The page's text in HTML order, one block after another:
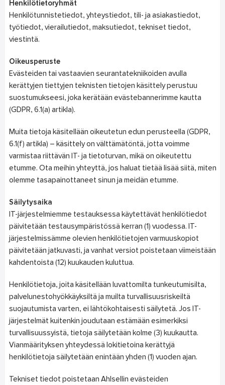
Henkilötietoryhmät
Henkilötunnistetiedot, yhteystiedot, tili- ja asiakastiedot,
työtiedot, vierailutiedot, maksutiedot, tekniset tiedot,
viestintä.
Oikeusperuste
Evästeiden tai vastaavien seurantatekniikoiden avulla
kerättyjen tiettyjen teknisten tietojen käsittely perustuu
suostumukseesi, joka kerätään evästebannerimme kautta
(GDPR, 6.1(a) artikla).
Muita tietoja käsitellään oikeutetun edun perusteella (GDPR,
6.1(f) artikla) – käsittely on välttämätöntä, jotta voimme
varmistaa riittävän IT- ja tietoturvan, mikä on oikeutettu
etumme. Ota meihin yhteyttä, jos haluat tietää lisää siitä, miten
olemme tasapainottaneet sinun ja meidän etumme.
Säilytysaika
IT-järjestelmiemme testauksessa käytettävät henkilötiedot
päivitetään testausympäristössä kerran (1) vuodessa. IT-
järjestelmissämme olevien henkilötietojen varmuuskopiot
päivitetään jatkuvasti, ja vanhat versiot poistetaan viimeistään
kahdentoista (12) kuukauden kuluttua.
Henkilötietoja, joita käsitellään luvattomilta tunkeutumisilta,
palvelunestohyökkäyksiltä ja muilta turvallisuusriskeiltä
suojautumista varten, ei lähtökohtaisesti säilytetä. Jos IT-
järjestelmät kuitenkin joudutaan estämään esimerkiksi
turvallisuussyistä, tietoja säilytetään kolme (3) kuukautta.
Vianmäärityksen yhteydessä lokitietoina kerättyjä
henkilötietoja säilytetään enintään yhden (1) vuoden ajan.
Tekniset tiedot poistetaan Ahlsellin evästeiden